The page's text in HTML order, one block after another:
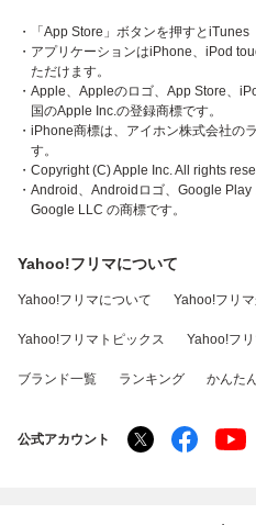
・「App Store」ボタンを押すとiTunes
・アプリケーションはiPhone、iPod
ただけます。
・Apple、Appleのロゴ、App Store、
国のApple Inc.の登録商標です。
・iPhone商標は、アイホン株式会社の
す。
・Copyright (C) Apple Inc. All rights
・Android、Androidロゴ、Google Play
Google LLC の商標です。
Yahoo!フリマについて
Yahoo!フリマについて Yahoo!フリ
Yahoo!フリマトピックス Yahoo!フ
ブランド一覧 ランキング かんた
公式アカウント